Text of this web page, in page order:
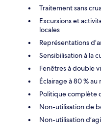
Traitement sans
Excursions et
locales
Représentations
Sensibilisation à la
Fenêtres à double
Éclairage à 80 % au
Politique complète
Non-utilisation de
Non-utilisation